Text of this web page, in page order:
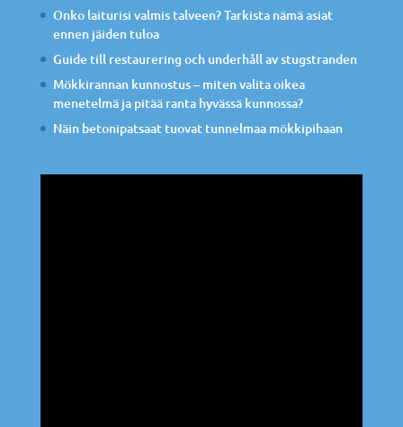
Onko laiturisi valmis talveen? Tarkista nämä asiat
ennen jäiden tuloa
Guide till restaurering och underhåll av stugstranden
Mökkirannan kunnostus – miten valita oikea
menetelmä ja pitää ranta hyvässä kunnossa?
Näin betonipatsaat tuovat tunnelmaa mökkipihaan